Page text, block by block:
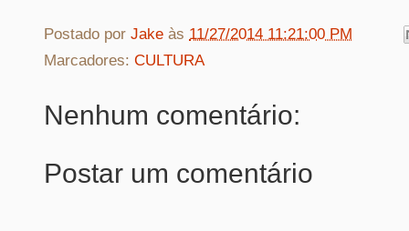
Postado por Jake às 11/27/2014 11:21:00 PM
Marcadores: CULTURA
Nenhum comentário:
Postar um comentário